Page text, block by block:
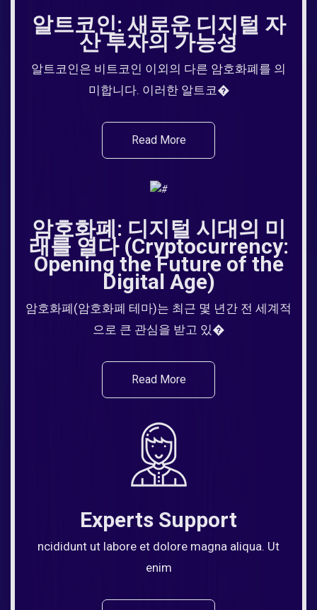
알트코인: 새로운 디지털 자
산 투자의 가능성
알트코인은 비트코인 이외의 다른 암호화폐를 의
미합니다. 이러한 알트코�
Read More
암호화폐: 디지털 시대의 미
래를 열다 (Cryptocurrency:
Opening the Future of the
Digital Age)
암호화폐(암호화폐 테마)는 최근 몇 년간 전 세계적
으로 큰 관심을 받고 있�
Read More
Experts Support
ncididunt ut labore et dolore magna aliqua. Ut
enim